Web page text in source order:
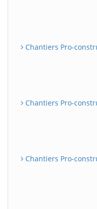
Chantiers Pro-
Chantiers Pro-
Chantiers Pro-